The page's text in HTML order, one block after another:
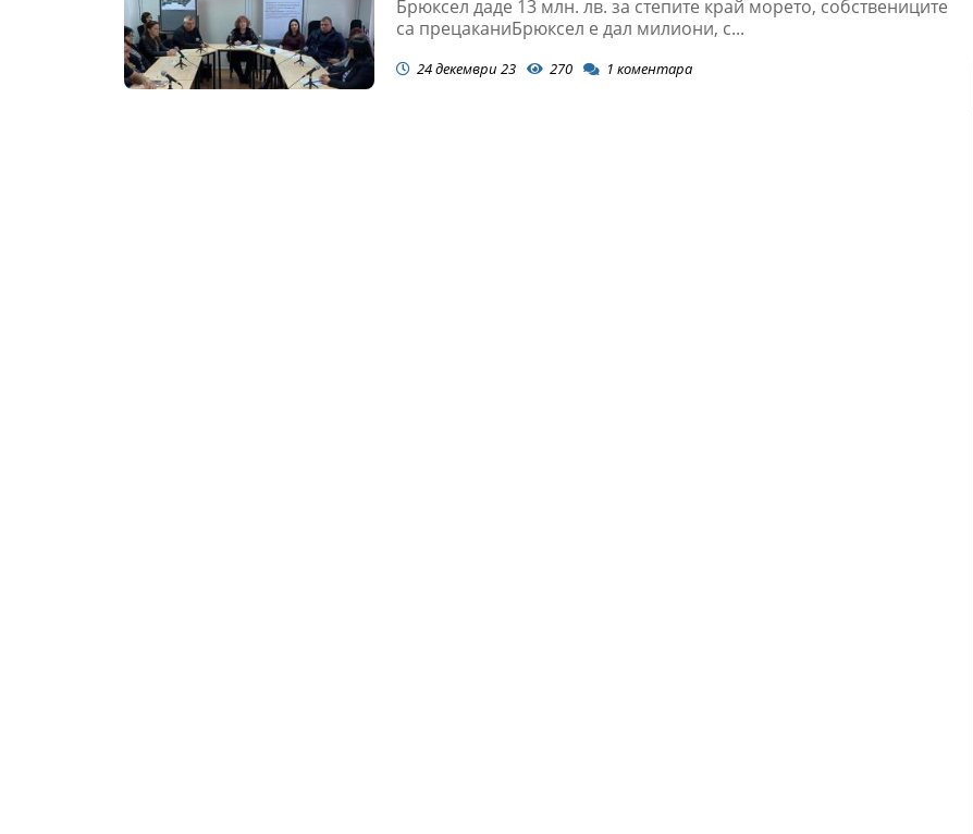
Брюксел даде 13 млн. лв. за степите край морето, собствениците
са прецаканиБрюксел е дал милиони, с...
24 декември 23 270 1 коментара